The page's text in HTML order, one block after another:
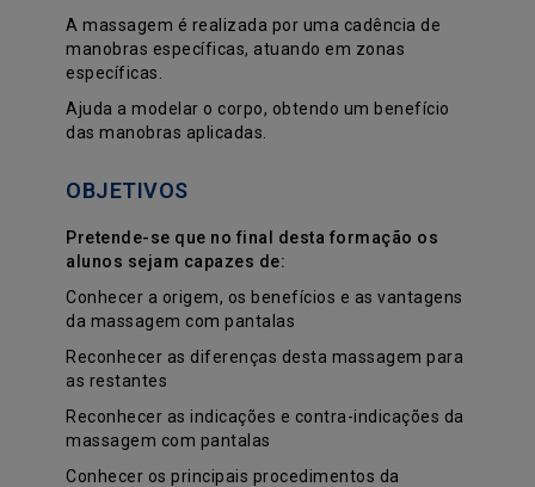
A massagem é realizada por uma cadência de
manobras específicas, atuando em zonas
específicas.
Ajuda a modelar o corpo, obtendo um benefício
das manobras aplicadas.
OBJETIVOS
Pretende-se que no final desta formação os
alunos sejam capazes de:
Conhecer a origem, os benefícios e as vantagens
da massagem com pantalas
Reconhecer as diferenças desta massagem para
as restantes
Reconhecer as indicações e contra-indicações da
massagem com pantalas
Conhecer os principais procedimentos da